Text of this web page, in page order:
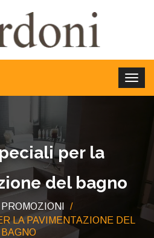
per la
del bagno
PROMOZIONI
LA PAVIMENTAZIONE DEL
BAGNO